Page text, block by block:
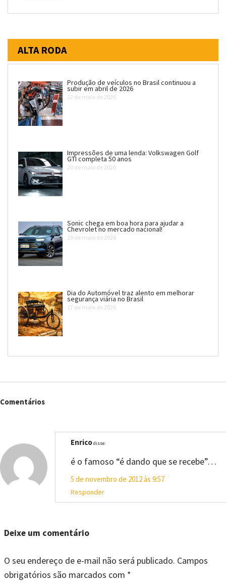
ALTA RODA
Produção de veículos no Brasil continuou a
subir em abril de 2026
22 de maio de 2026
Impressões de uma lenda: Volkswagen Golf
GTI completa 50 anos
20 de maio de 2026
Sonic chega em boa hora para ajudar a
Chevrolet no mercado nacional!
19 de maio de 2026
Dia do Automóvel traz alento em melhorar
segurança viária no Brasil
17 de maio de 2026
Comentários
Enricodisse:
é o famoso “é dando que se recebe”…
5 de novembro de 2012 às 9:57
Responder
Deixe um comentário
O seu endereço de e-mail não será publicado. Campos
obrigatórios são marcados com *